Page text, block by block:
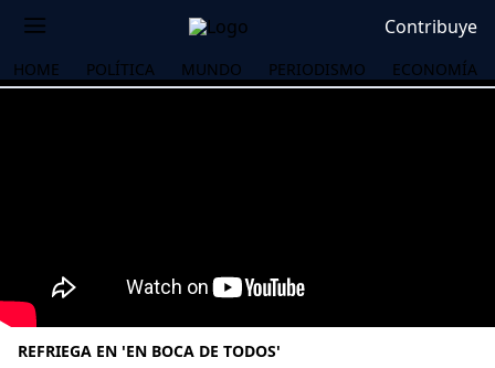
Contribuye
HOME POLÍTICA MUNDO PERIODISMO ECONOMÍA
REFRIEGA EN 'EN BOCA DE TODOS'